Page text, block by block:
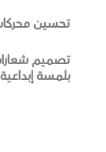
تحسين
تصميم
بلمسة إبداعية